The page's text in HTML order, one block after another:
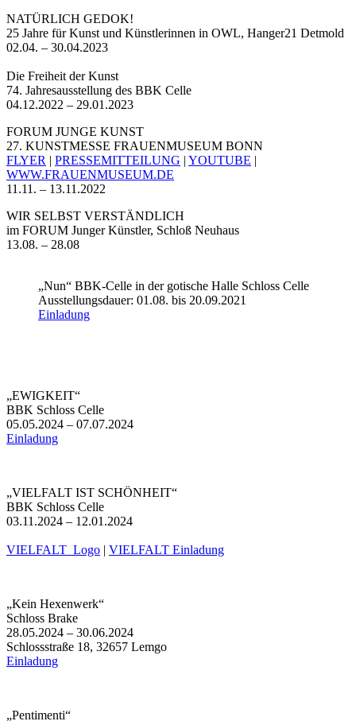
NATÜRLICH GEDOK!
25 Jahre für Kunst und Künstlerinnen in OWL, Hanger21 Detmold
02.04. – 30.04.2023
Die Freiheit der Kunst
74. Jahresausstellung des BBK Celle
04.12.2022 – 29.01.2023
FORUM JUNGE KUNST
27. KUNSTMESSE FRAUENMUSEUM BONN
FLYER | PRESSEMITTEILUNG | YOUTUBE |
WWW.FRAUENMUSEUM.DE
11.11. – 13.11.2022
WIR SELBST VERSTÄNDLICH
im FORUM Junger Künstler, Schloß Neuhaus
13.08. – 28.08
„Nun“ BBK-Celle in der gotische Halle Schloss Celle
Ausstellungsdauer: 01.08. bis 20.09.2021
Einladung
„EWIGKEIT“
BBK Schloss Celle
05.05.2024 – 07.07.2024
Einladung
„VIELFALT IST SCHÖNHEIT“
BBK Schloss Celle
03.11.2024 – 12.01.2024
VIELFALT_Logo | VIELFALT Einladung
„Kein Hexenwerk“
Schloss Brake
28.05.2024 – 30.06.2024
Schlossstraße 18, 32657 Lemgo
Einladung
„Pentimenti“